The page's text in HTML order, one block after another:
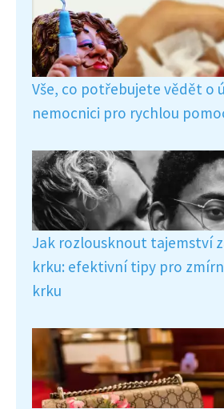
Vše, co potřebujete vědět o
nemocnici pro rychlou
Jak rozlousknout tajemství
krku: efektivní tipy pro
krku